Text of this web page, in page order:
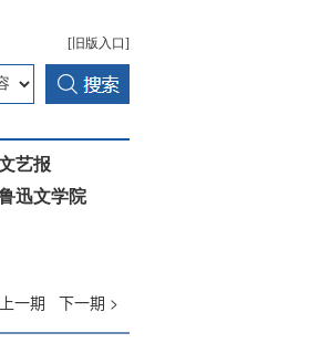
一期 下一期 >